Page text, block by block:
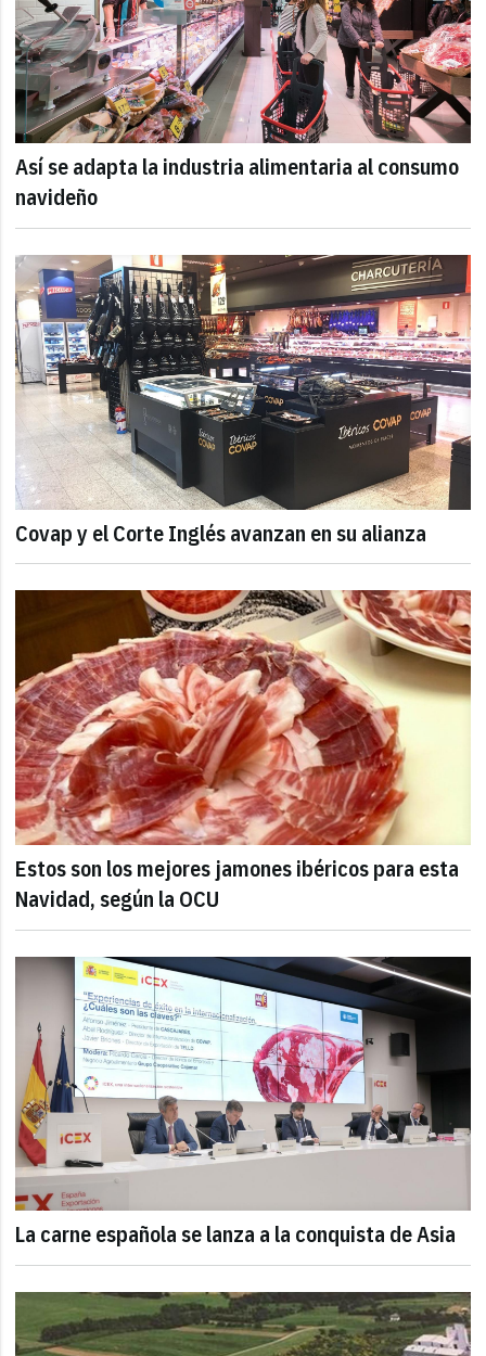
Así se adapta la industria alimentaria al consumo
navideño
Covap y el Corte Inglés avanzan en su alianza
Estos son los mejores jamones ibéricos para esta
Navidad, según la OCU
La carne española se lanza a la conquista de Asia